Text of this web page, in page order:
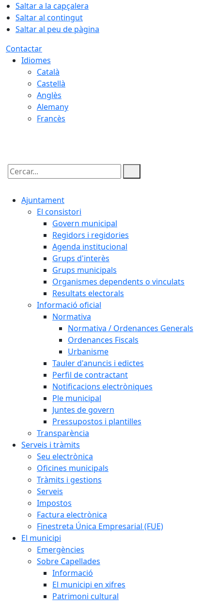
Saltar a la capçalera
Saltar al contingut
Saltar al peu de pàgina
Contactar
Idiomes
Català
Castellà
Anglès
Alemany
Francès
Cercar:
Ajuntament
El consistori
Govern municipal
Regidors i regidories
Agenda institucional
Grups d'interès
Grups municipals
Organismes dependents o vinculats
Resultats electorals
Informació oficial
Normativa
Normativa / Ordenances Generals
Ordenances Fiscals
Urbanisme
Tauler d'anuncis i edictes
Perfil de contractant
Notificacions electròniques
Ple municipal
Juntes de govern
Pressupostos i plantilles
Transparència
Serveis i tràmits
Seu electrònica
Oficines municipals
Tràmits i gestions
Serveis
Impostos
Factura electrònica
Finestreta Única Empresarial (FUE)
El municipi
Emergències
Sobre Capellades
Informació
El municipi en xifres
Patrimoni cultural